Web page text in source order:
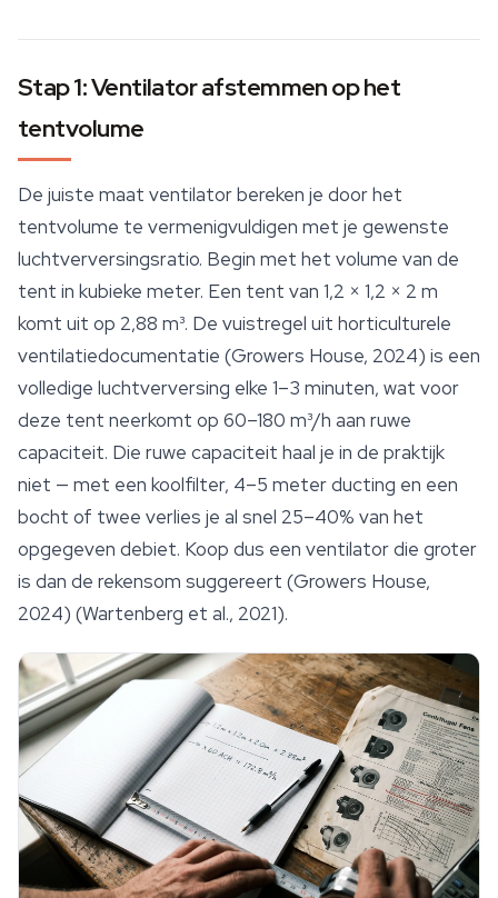
Stap 1: Ventilator afstemmen op het
tentvolume
De juiste maat ventilator bereken je door het
tentvolume te vermenigvuldigen met je gewenste
luchtverversingsratio. Begin met het volume van de
tent in kubieke meter. Een tent van 1,2 × 1,2 × 2 m
komt uit op 2,88 m³. De vuistregel uit horticulturele
ventilatiedocumentatie (Growers House, 2024) is een
volledige luchtverversing elke 1–3 minuten, wat voor
deze tent neerkomt op 60–180 m³/h aan ruwe
capaciteit. Die ruwe capaciteit haal je in de praktijk
niet — met een koolfilter, 4–5 meter ducting en een
bocht of twee verlies je al snel 25–40% van het
opgegeven debiet. Koop dus een ventilator die groter
is dan de rekensom suggereert (Growers House,
2024) (Wartenberg et al., 2021).